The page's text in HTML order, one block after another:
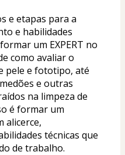
e etapas para a
e habilidades
um EXPERT no
como avaliar o
pele e fototipo, até
e outras
na limpeza de
é formar um
alicerce,
técnicas que
de trabalho.